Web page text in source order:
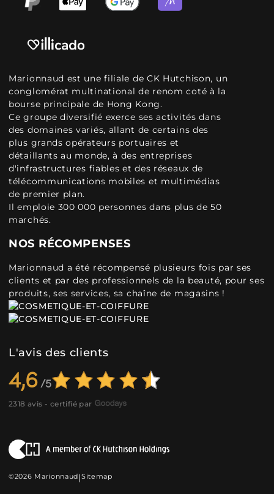
Marionnaud est une filiale de CK Hutchison, un
conglomérat multinational de renom coté à la
bourse principale de Hong Kong.
Ce groupe diversifié exerce ses activités dans
des domaines variés, allant de certains des
plus grands opérateurs portuaires et
détaillants au monde, à des entreprises
d'infrastructures fiables et des réseaux de
télécommunications mobiles et multimédias
de premier plan.
Il emploie 300 000 personnes dans plus de 50
marchés.
NOS RÉCOMPENSES
Marionnaud a été récompensé plusieurs fois par ses
clients et par des professionnels de la beauté, pour ses
produits, ses services, sa chaîne de magasins !
L'avis des clients
4,6
2318 avis - certifié par
©2026 Marionnaud|Sitemap